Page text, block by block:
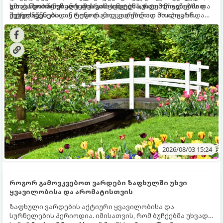
და განვითარებული ფესვთა სისტემა, რათა ნიადაგის
ქვედა ფენებიდან ტენი დამოუკიდებლად მოიპოვონ.
ხმობა დაიწყონ ან ზამთრის ყინვებს სუსტი ორგანიზმით
შეხვდნენ.
გთავაზობთ მებაღეების გამოცდილ საიდუმლოებებსა და
ოქროს წესებს, თუ როგორ გადავარჩინოთ ახალგაზრდა
ხეები ზაფხულის სიცხეში:
2026/08/03 15:24
როგორ გამოვკვებოთ ვარდები ზაფხულში უხვი
ყვავილობისა და არომატისთვის
ზაფხული ვარდების აქტიური ყვავილობისა და
სურნელების პერიოდია. იმისათვის, რომ ბუჩქებმა უხვად,